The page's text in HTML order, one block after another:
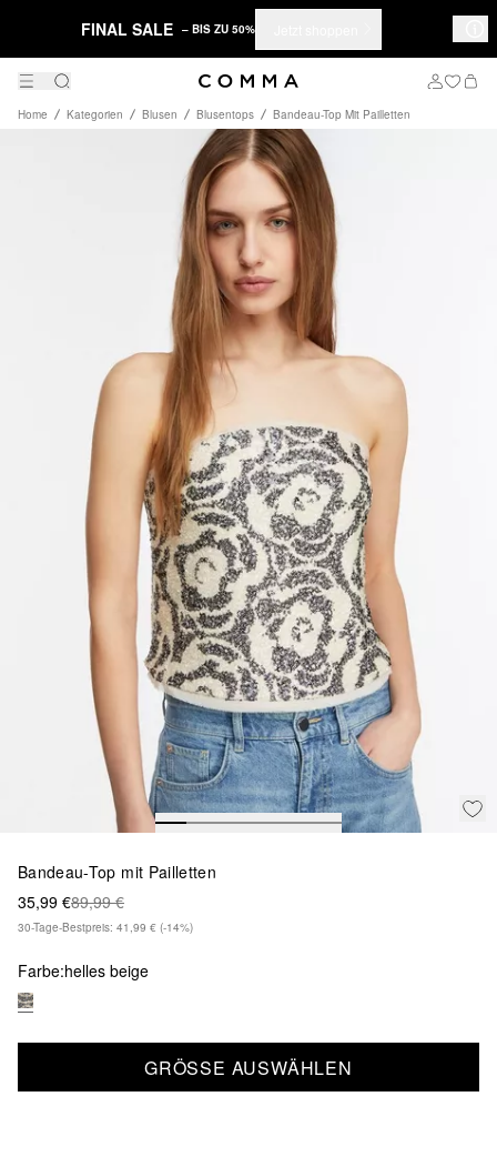
FINAL SALE – BIS ZU 50%
Home Kategorien Blusen Blusentops Bandeau-Top Mit Pailletten
Bandeau-Top mit Pailletten
35,99 €89,99 €
30-Tage-Bestpreis: 41,99 € (-14%)
Farbe:helles beige
GRÖSSE AUSWÄHLEN